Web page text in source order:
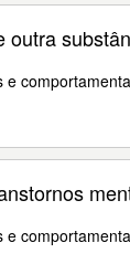
outra
e
e